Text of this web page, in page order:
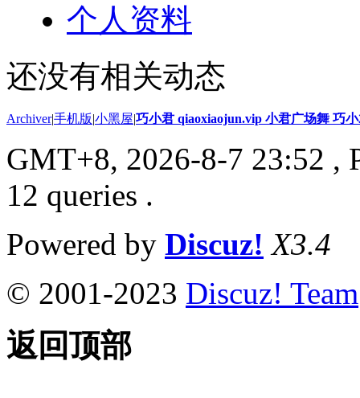
个人资料
还没有相关动态
Archiver|手机版|小黑屋|巧小君 qiaoxiaojun.vip 小君广场舞 巧
GMT+8, 2026-8-7 23:52 ,
12 queries .
Powered by Discuz! X3.4
© 2001-2023 Discuz! Team
返回顶部